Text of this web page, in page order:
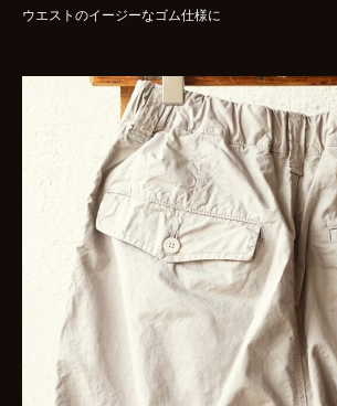
ウエストのイージーなゴム仕様に